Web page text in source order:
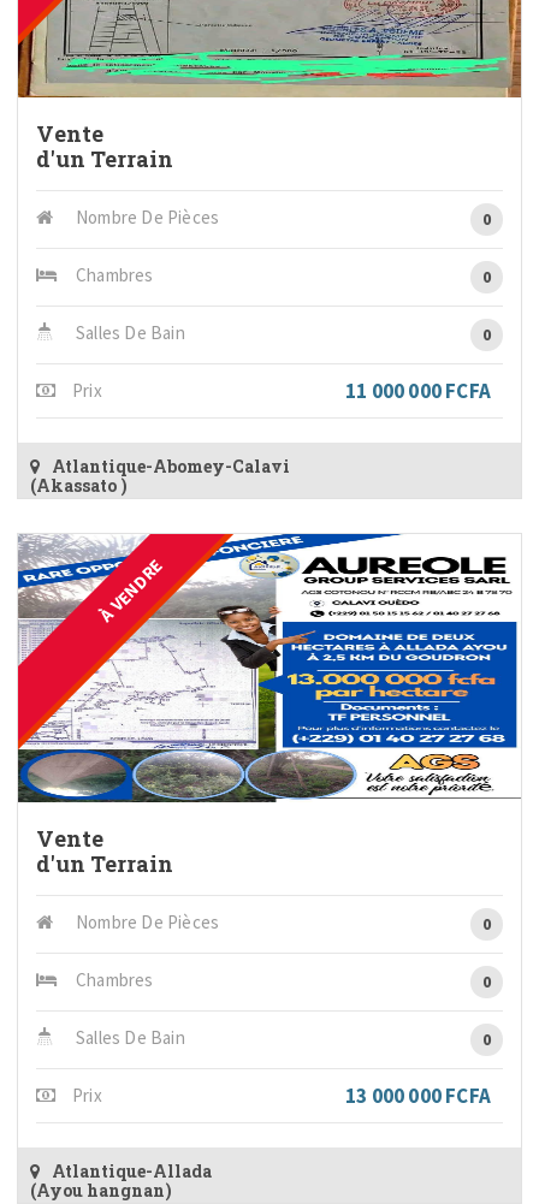
Vente
d'un Terrain
Nombre De Pièces 0
Chambres 0
Salles De Bain 0
Prix 11 000 000 FCFA
Atlantique-Abomey-Calavi
(Akassato )
À VENDRE
Vente
d'un Terrain
Nombre De Pièces 0
Chambres 0
Salles De Bain 0
Prix 13 000 000 FCFA
Atlantique-Allada
(Ayou hangnan)